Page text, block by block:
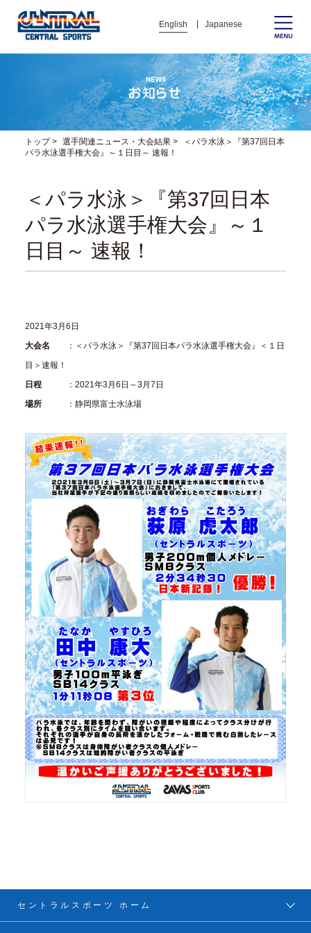
English Japanese
トップ> 選手関連ニュース・大会結果>
＜パラ水泳＞『第37回日本
パラ水泳選手権大会』～１日目～ 速報！
＜パラ水泳＞『第37回日本
パラ水泳選手権大会』～１
日目～ 速報！
2021年3月6日
大会名
：＜パラ水泳＞『第37回日本パラ水泳選手権大会』＜１日
目＞速報！
日程
：2021年3月6日～3月7日
場所
：静岡県富士水泳場
セントラルスポーツ ホーム